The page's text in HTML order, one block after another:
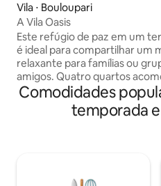
Vila ⋅ Bouloupari
A Vila Oasis
Este refúgio de paz em um
é ideal para compartilhar um
relaxante para famílias ou
amigos. Quatro quartos
confortavelmente todos os
Do lado de fora, uma piscina
deck convida ao
fliperama de jogos retrô, caixa
Comodidades
temporada